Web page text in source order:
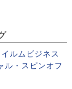
ルムビジネス
ル・スピンオフ